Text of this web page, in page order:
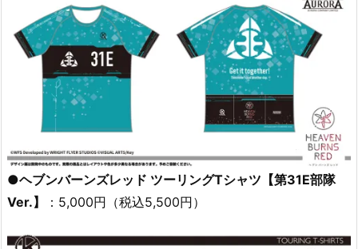
●ヘブンバーンズレッド ツーリングTシャツ【第31E部隊
Ver.】
：5,000円（税込5,500円）